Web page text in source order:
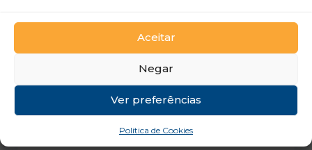
Aceitar
Negar
Ver preferências
Política de Cookies
Pré-Requisitos
Os participantes deverão ter
conhecimentos básicos para SIG e relação
com Proteção Civil.
Ensino Secundário.